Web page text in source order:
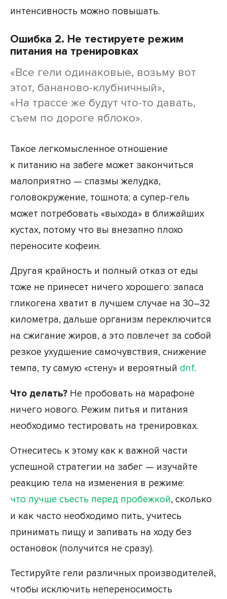
интенсивность можно повышать.
Ошибка 2. Не тестируете режим
питания на тренировках
«Все гели одинаковые, возьму вот
этот, бананово-клубничный»,
«На трассе же будут что-то давать,
съем по дороге яблоко».
Такое легкомысленное отношение
к питанию на забеге может закончиться
малоприятно — спазмы желудка,
головокружение, тошнота; а супер-гель
может потребовать «выхода» в ближайших
кустах, потому что вы внезапно плохо
переносите кофеин.
Другая крайность и полный отказ от еды
тоже не принесет ничего хорошего: запаса
гликогена хватит в лучшем случае на 30–32
километра, дальше организм переключится
на сжигание жиров, а это повлечет за собой
резкое ухудшение самочувствия, снижение
темпа, ту самую «стену» и вероятный dnf.
Что делать? Не пробовать на марафоне
ничего нового. Режим питья и питания
необходимо тестировать на тренировках.
Отнеситесь к этому как к важной части
успешной стратегии на забег — изучайте
реакцию тела на изменения в режиме:
что лучше съесть перед пробежкой, сколько
и как часто необходимо пить, учитесь
принимать пищу и запивать на ходу без
остановок (получится не сразу).
Тестируйте гели различных производителей,
чтобы исключить непереносимость